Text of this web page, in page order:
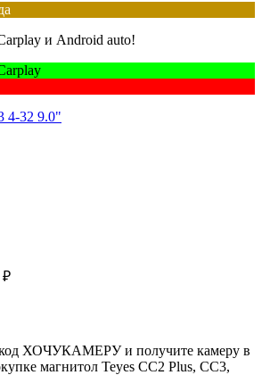
и Android auto!
4-32 9.0"
₽
ХОЧУКАМЕРУ и получите камеру в
магнитол Teyes CC2 Plus, CC3,